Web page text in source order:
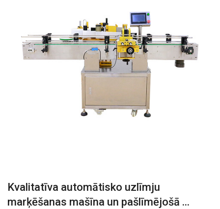
Kvalitatīva automātisko uzlīmju
marķēšanas mašīna un pašlīmējošā ...